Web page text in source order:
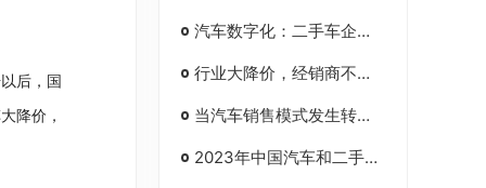
后，国
降价，
汽车数字化：二手车企业多措并举，积极推动数字化转型
行业大降价，经销商不能靠天吃饭，丰车助力二手车行业数字化转型
当汽车销售模式发生转变，对汽车经销商集团、二手车企业的有影响吗？
2023年中国汽车和二手车产业发展机会与展望